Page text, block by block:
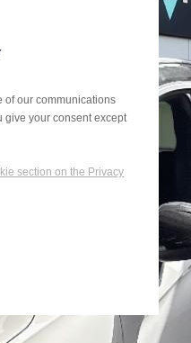
of our communications
give your consent except
section on the Privacy